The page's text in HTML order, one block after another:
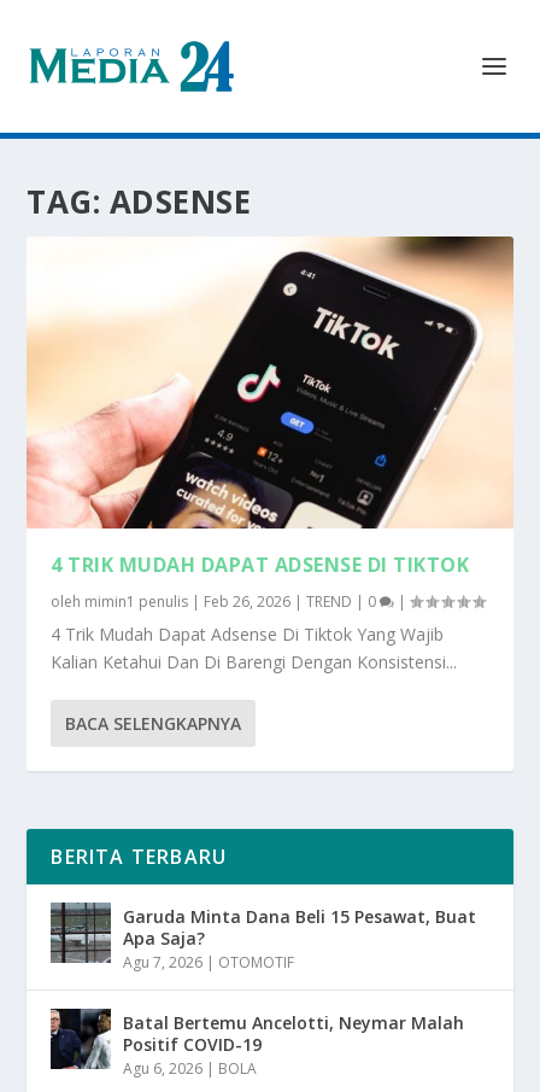
TAG: ADSENSE
4 TRIK MUDAH DAPAT ADSENSE DI TIKTOK
oleh mimin1 penulis | Feb 26, 2026 |TREND | 0 |
4 Trik Mudah Dapat Adsense Di Tiktok Yang Wajib
Kalian Ketahui Dan Di Barengi Dengan Konsistensi...
BACA SELENGKAPNYA
BERITA TERBARU
Garuda Minta Dana Beli 15 Pesawat, Buat
Apa Saja?
Agu 7, 2026 | OTOMOTIF
Batal Bertemu Ancelotti, Neymar Malah
Positif COVID-19
Agu 6, 2026 | BOLA